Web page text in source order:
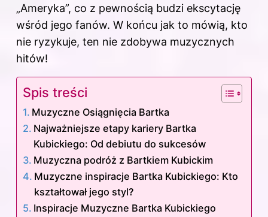
„Ameryka”, co z pewnością budzi ekscytację
wśród jego fanów. W końcu jak to mówią, kto
nie ryzykuje, ten nie zdobywa muzycznych
hitów!
Spis treści
Muzyczne Osiągnięcia Bartka
Najważniejsze etapy kariery Bartka
Kubickiego: Od debiutu do sukcesów
Muzyczna podróż z Bartkiem Kubickim
Muzyczne inspiracje Bartka Kubickiego: Kto
kształtował jego styl?
Inspiracje Muzyczne Bartka Kubickiego